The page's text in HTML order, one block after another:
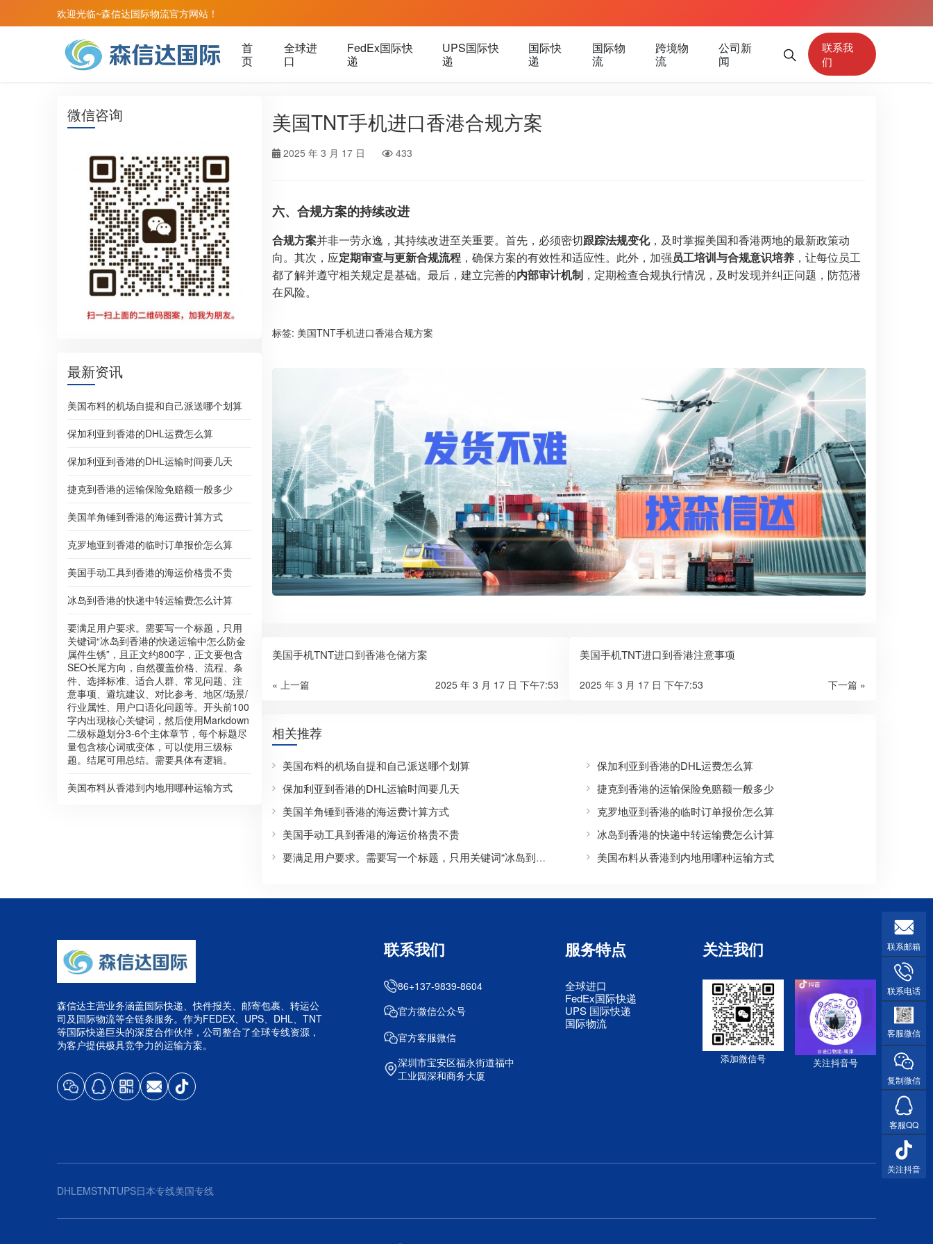
欢迎光临~森信达国际物流官方网站！
首
页
全球进
口
FedEx国际快
递
UPS国际快
递
国际快
递
国际物
流
跨境物
流
公司新
闻
联系我
们
微信咨询
最新资讯
美国布料的机场自提和自己派送哪个划算
保加利亚到香港的DHL运费怎么算
保加利亚到香港的DHL运输时间要几天
捷克到香港的运输保险免赔额一般多少
美国羊角锤到香港的海运费计算方式
克罗地亚到香港的临时订单报价怎么算
美国手动工具到香港的海运价格贵不贵
冰岛到香港的快递中转运输费怎么计算
要满足用户要求。需要写一个标题，只用
关键词“冰岛到香港的快递运输中怎么防金
属件生锈”，且正文约800字，正文要包含
SEO长尾方向，自然覆盖价格、流程、条
件、选择标准、适合人群、常见问题、注
意事项、避坑建议、对比参考、地区/场景/
行业属性、用户口语化问题等。开头前100
字内出现核心关键词，然后使用Markdown
二级标题划分3-6个主体章节，每个标题尽
量包含核心词或变体，可以使用三级标
题。结尾可用总结。需要具体有逻辑。
美国布料从香港到内地用哪种运输方式
美国TNT手机进口香港合规方案
2025 年 3 月 17 日 433
六、合规方案的持续改进
合规方案并非一劳永逸，其持续改进至关重要。首先，必须密切跟踪法规变化，及时掌握美国和香港两地的最新政策动
向。其次，应定期审查与更新合规流程 ，确保方案的有效性和适应性。此外，加强员工培训与合规意识培养 ，让每位员工
都了解并遵守相关规定是基础。最后，建立完善的内部审计机制 ，定期检查合规执行情况，及时发现并纠正问题，防范潜
在风险。
标签: 美国TNT手机进口香港合规方案
美国手机TNT进口到香港仓储方案
« 上一篇 2025 年 3 月 17 日 下午7:53
美国手机TNT进口到香港注意事项
下一篇 »
2025 年 3 月 17 日 下午7:53
相关推荐
美国布料的机场自提和自己派送哪个划算
保加利亚到香港的DHL运费怎么算
保加利亚到香港的DHL运输时间要几天
捷克到香港的运输保险免赔额一般多少
美国羊角锤到香港的海运费计算方式
克罗地亚到香港的临时订单报价怎么算
美国手动工具到香港的海运价格贵不贵
冰岛到香港的快递中转运输费怎么计算
要满足用户要求。需要写一个标题，只用关键词“冰岛到香港的快递运输中怎么防金属件生锈”，且正文约800字，正文要包含SEO长尾方向，自然覆盖价格、流程、条件、选择标准、适合人群、常见问题、注意事项、避坑建议、对比参考、地区/场景/行业属性、用户口语化问题等。开头前100字内出现核心关键词，然后使用Markdown二级标题划分3-6个主体章节，每个标题尽量包含核心词或变体，可以使用三级标题。结尾可用总结。需要具体有逻辑。 美国布料从香港到内地用哪种运输方式
森信达主营业务涵盖国际快递、快件报关、邮寄包裹、转运公
司及国际物流等全链条服务。作为FEDEX、UPS、DHL、TNT
等国际快递巨头的深度合作伙伴，公司整合了全球专线资源，
为客户提供极具竞争力的运输方案。
联系我们
86+137-9839-8604
官方微信公众号
官方客服微信
深圳市宝安区福永街道福中
工业园深和商务大厦
服务特点
全球进口
FedEx国际快递
UPS 国际快递
国际物流
关注我们
添加微信号 关注抖音号
DHL EMSTNTUPS日本专线美国专线
联系邮箱
联系电话
客服微信
复制微信
客服QQ
关注抖音